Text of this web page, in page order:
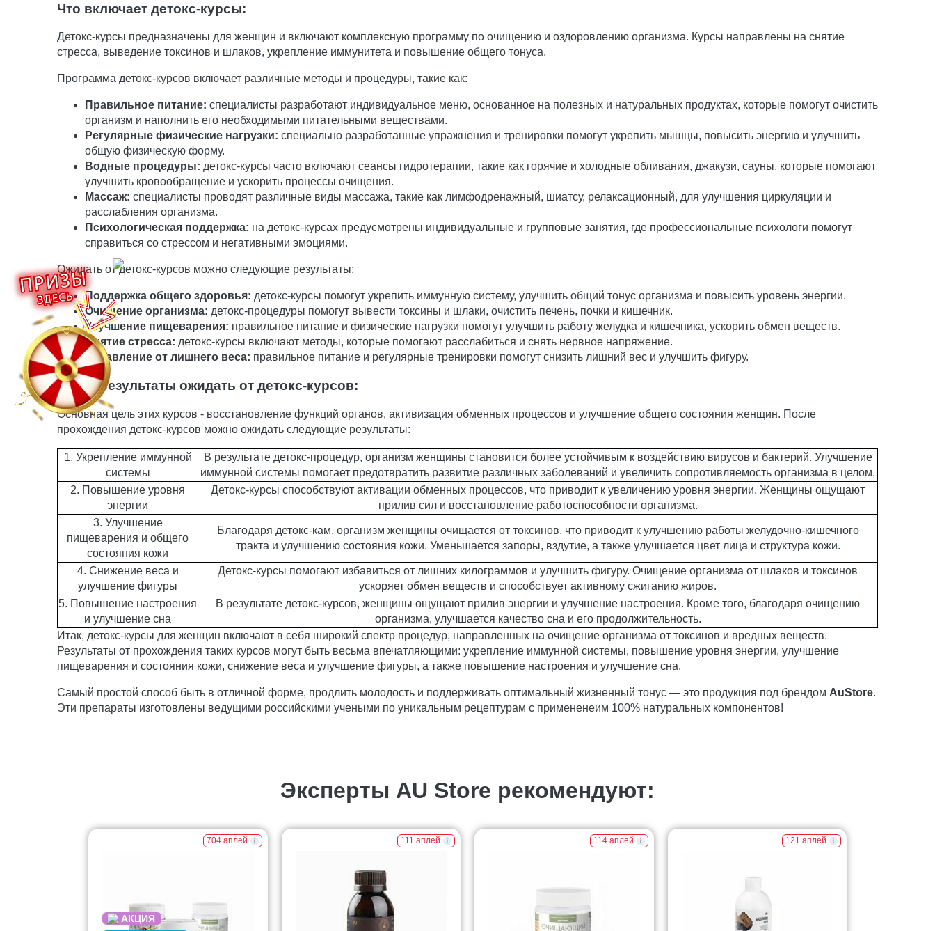
Что включает детокс-курсы:
Детокс-курсы предназначены для женщин и включают комплексную программу по очищению и оздоровлению организма. Курсы направлены на снятие
стресса, выведение токсинов и шлаков, укрепление иммунитета и повышение общего тонуса.
Программа детокс-курсов включает различные методы и процедуры, такие как:
Правильное питание: специалисты разработают индивидуальное меню, основанное на полезных и натуральных продуктах, которые помогут очистить
организм и наполнить его необходимыми питательными веществами.
Регулярные физические нагрузки: специально разработанные упражнения и тренировки помогут укрепить мышцы, повысить энергию и улучшить
общую физическую форму.
Водные процедуры: детокс-курсы часто включают сеансы гидротерапии, такие как горячие и холодные обливания, джакузи, сауны, которые помогают
улучшить кровообращение и ускорить процессы очищения.
Массаж: специалисты проводят различные виды массажа, такие как лимфодренажный, шиатсу, релаксационный, для улучшения циркуляции и
расслабления организма.
Психологическая поддержка: на детокс-курсах предусмотрены индивидуальные и групповые занятия, где профессиональные психологи помогут
справиться со стрессом и негативными эмоциями.
Ожидать от детокс-курсов можно следующие результаты:
Поддержка общего здоровья: детокс-курсы помогут укрепить иммунную систему, улучшить общий тонус организма и повысить уровень энергии.
Очищение организма: детокс-процедуры помогут вывести токсины и шлаки, очистить печень, почки и кишечник.
Улучшение пищеварения: правильное питание и физические нагрузки помогут улучшить работу желудка и кишечника, ускорить обмен веществ.
Снятие стресса: детокс-курсы включают методы, которые помогают расслабиться и снять нервное напряжение.
Избавление от лишнего веса: правильное питание и регулярные тренировки помогут снизить лишний вес и улучшить фигуру.
Какие результаты ожидать от детокс-курсов:
Основная цель этих курсов - восстановление функций органов, активизация обменных процессов и улучшение общего состояния женщин. После
прохождения детокс-курсов можно ожидать следующие результаты:
1. Укрепление иммунной
системы
В результате детокс-процедур, организм женщины становится более устойчивым к воздействию вирусов и бактерий. Улучшение
иммунной системы помогает предотвратить развитие различных заболеваний и увеличить сопротивляемость организма в целом.
2. Повышение уровня
энергии
Детокс-курсы способствуют активации обменных процессов, что приводит к увеличению уровня энергии. Женщины ощущают
прилив сил и восстановление работоспособности организма.
3. Улучшение
пищеварения и общего
состояния кожи
Благодаря детокс-кам, организм женщины очищается от токсинов, что приводит к улучшению работы желудочно-кишечного
тракта и улучшению состояния кожи. Уменьшается запоры, вздутие, а также улучшается цвет лица и структура кожи.
4. Снижение веса и
улучшение фигуры
Детокс-курсы помогают избавиться от лишних килограммов и улучшить фигуру. Очищение организма от шлаков и токсинов
ускоряет обмен веществ и способствует активному сжиганию жиров.
5. Повышение настроения
и улучшение сна
В результате детокс-курсов, женщины ощущают прилив энергии и улучшение настроения. Кроме того, благодаря очищению
организма, улучшается качество сна и его продолжительность.
Итак, детокс-курсы для женщин включают в себя широкий спектр процедур, направленных на очищение организма от токсинов и вредных веществ.
Результаты от прохождения таких курсов могут быть весьма впечатляющими: укрепление иммунной системы, повышение уровня энергии, улучшение
пищеварения и состояния кожи, снижение веса и улучшение фигуры, а также повышение настроения и улучшение сна.
Самый простой способ быть в отличной форме, продлить молодость и поддерживать оптимальный жизненный тонус — это продукция под брендом AuStore.
Эти препараты изготовлены ведущими российскими учеными по уникальным рецептурам с примененеим 100% натуральных компонентов!
Эксперты AU Store рекомендуют:
704 аплей 111 аплей 114 аплей 121 аплей